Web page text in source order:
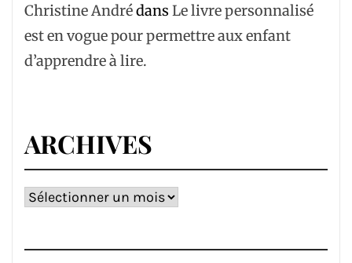
Christine Andrédans Le livre personnalisé
est en vogue pour permettre aux enfant
d’apprendre à lire.
ARCHIVES
Archives